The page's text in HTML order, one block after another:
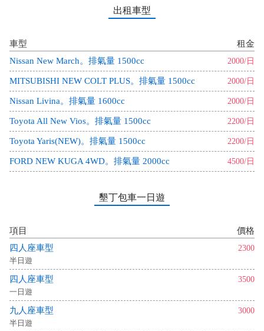
出租車型
車型
租金
Nissan New March。排氣量 1500cc
2000/日
MITSUBISHI NEW COLT PLUS。排氣量 1500cc 2000/日
Nissan Livina。排氣量 1600cc 2000/日
Toyota All New Vios。排氣量 1500cc 2200/日
Toyota Yaris(NEW)。排氣量 1500cc 2200/日
FORD NEW KUGA 4WD。排氣量 2000cc 4500/日
墾丁包車一日遊
項目
價格
四人座車型
半日遊
2300
四人座車型
一日遊
3500
九人座車型
半日遊
3000